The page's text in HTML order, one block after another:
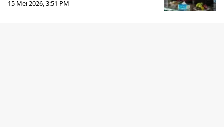
15 Mei 2026, 3:51 PM